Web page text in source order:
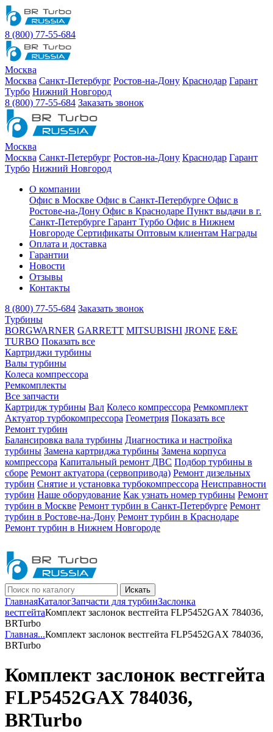
8 (800) 77-55-684
Москва
Москва Санкт-Петербург Ростов-на-Дону Краснодар Гарант
Турбо Нижний Новгород
8 (800) 77-55-684 Заказать звонок
Москва
Москва Санкт-Петербург Ростов-на-Дону Краснодар Гарант
Турбо Нижний Новгород
О компании
Офис в Москве Офис в Санкт-Петербурге Офис в
Ростове-на-Дону Офис в Краснодаре Пункт выдачи в г.
Санкт-Петербурге Гарант Турбо Офис в Нижнем
Новгороде Сертификаты Оптовым клиентам Награды
Оплата и доставка
Гарантии
Новости
Отзывы
Контакты
8 (800) 77-55-684 Заказать звонок
Турбины
BORGWARNER GARRETT MITSUBISHI JRONE E&E
TURBO Показать все
Картриджи турбины
Валы турбины
Колеса компрессора
Ремкомплекты
Все запчасти
Картридж турбины Вал Колесо компрессора Ремкомплект
Актуатор турбокомпрессора Геометрия Показать все
Ремонт турбин
Балансировка вала турбины Диагностика и настройка
турбины Замена картриджа турбины Замена корпуса
компрессора Капитальный ремонт ДВС Подбор турбины в
сборе Ремонт актуатора (сервопривода) Ремонт дизельных
турбин Снятие и установка турбокомпрессора Неисправности
турбин Наше оборудование Как узнать номер турбины Ремонт
турбин в Москве Ремонт турбин в Санкт-Петербурге Ремонт
турбин в Ростове-на-Дону Ремонт турбин в Краснодаре
Ремонт турбин в Нижнем Новгороде
Искать
ГлавнаяКаталогЗапчасти для турбинЗаслонка
вестгейтаКомплект заслонок вестгейта FLP5452GAX 784036,
BRTurbo
Главная...Комплект заслонок вестгейта FLP5452GAX 784036,
BRTurbo
Комплект заслонок вестгейта
FLP5452GAX 784036,
BRTurbo